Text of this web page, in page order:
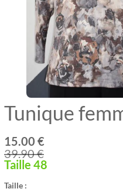
Tunique
15.00 €
39.90 €
Taille 48
Taille :